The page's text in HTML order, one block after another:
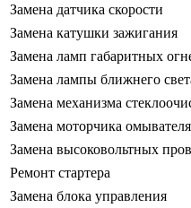
Замена датчика скорости
Замена катушки зажигания
Замена ламп габаритных
Замена лампы ближнего
Замена механизма
Замена моторчика
Замена высоковольтных
Ремонт стартера
Замена блока управления